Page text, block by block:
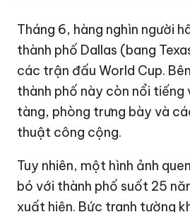
Tháng 6, hàng nghìn người
thành phố Dallas (bang
các trận đấu World Cup.
thành phố này còn nổi tiếng
tàng, phòng trưng bày và
thuật công cộng.
Tuy nhiên, một hình ảnh
bó với thành phố suốt 25
xuất hiện. Bức tranh tường